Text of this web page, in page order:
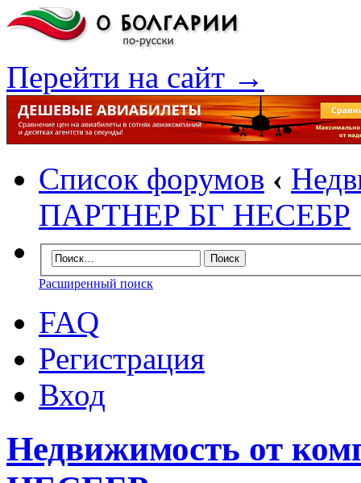
Перейти на сайт →
Список форумов ‹
ПАРТНЕР БГ НЕСЕБР
Расширенный поиск
FAQ
Регистрация
Вход
Недвижимость от